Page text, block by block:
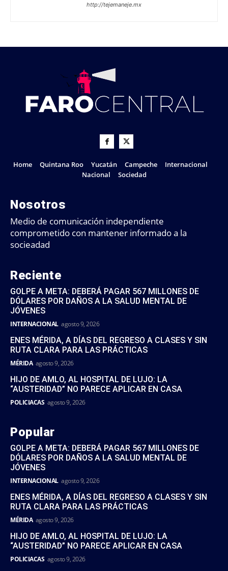
http://tejemaneje.mx
Home Quintana Roo Yucatán Campeche
Internacional
Nacional
Sociedad
Nosotros
Medio de comunicación independiente
comprometido con mantener informado a la
socieadad
Reciente
GOLPE A META: DEBERÁ PAGAR 567 MILLONES DE
DÓLARES POR DAÑOS A LA SALUD MENTAL DE
JÓVENES
INTERNACIONAL agosto 9, 2026
ENES MÉRIDA, A DÍAS DEL REGRESO A CLASES Y SIN
RUTA CLARA PARA LAS PRÁCTICAS
MÉRIDA agosto 9, 2026
HIJO DE AMLO, AL HOSPITAL DE LUJO: LA
“AUSTERIDAD” NO PARECE APLICAR EN CASA
POLICIACAS agosto 9, 2026
Popular
GOLPE A META: DEBERÁ PAGAR 567 MILLONES DE
DÓLARES POR DAÑOS A LA SALUD MENTAL DE
JÓVENES
INTERNACIONAL agosto 9, 2026
ENES MÉRIDA, A DÍAS DEL REGRESO A CLASES Y SIN
RUTA CLARA PARA LAS PRÁCTICAS
MÉRIDA agosto 9, 2026
HIJO DE AMLO, AL HOSPITAL DE LUJO: LA
“AUSTERIDAD” NO PARECE APLICAR EN CASA
POLICIACAS agosto 9, 2026